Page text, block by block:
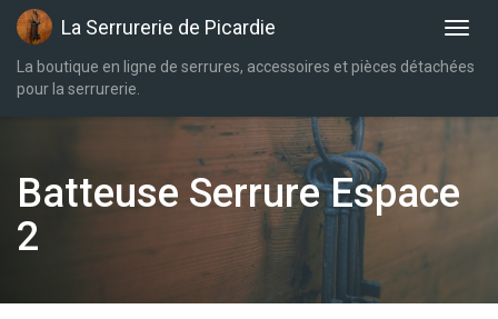
La Serrurerie de Picardie
La boutique en ligne de serrures, accessoires et pièces détachées
pour la serrurerie.
Batteuse Serrure Espace
2